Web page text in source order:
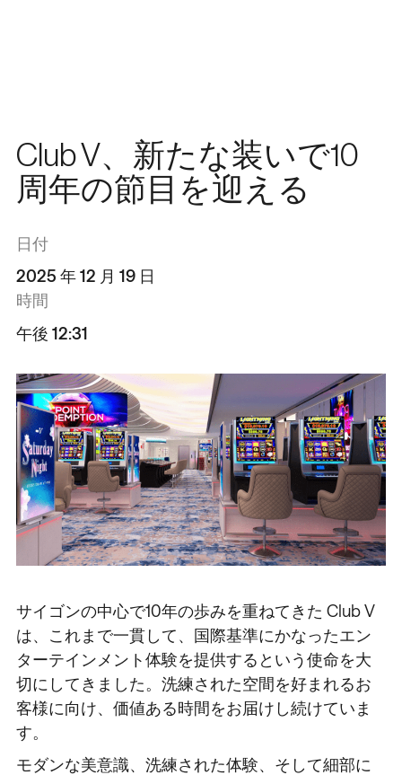
中文
Club V、新たな装いで10
周年の節目を迎える
サイゴンの中心で10年の歩みを重ねてきた Club V
は、これまで一貫して、国際基準にかなったエン
ターテインメント体験を提供するという使命を大
切にしてきました。洗練された空間を好まれるお
客様に向け、価値ある時間をお届けし続けていま
す。
モダンな美意識、洗練された体験、そして細部に
日付
2025 年 12 月 19 日
時間
午後 12:31